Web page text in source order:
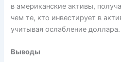
в американские активы,
чем те, кто инвестирует в
учитывая ослабление доллара.
Выводы